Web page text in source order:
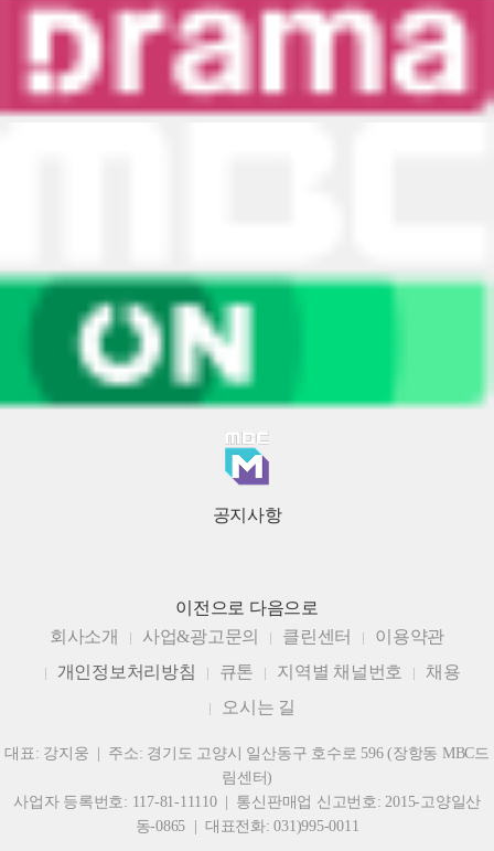
공지사항
이전으로 다음으로
회사소개
사업&광고문의 클린센터
이용약관
개인정보처리방침
큐톤 지역별 채널번호
채용
오시는 길
대표: 강지웅 | 주소: 경기도 고양시 일산동구 호수로 596 (장항동 MBC드
림센터)
사업자 등록번호: 117-81-11110 | 통신판매업 신고번호: 2015-고양일산
동-0865 | 대표전화: 031)995-0011